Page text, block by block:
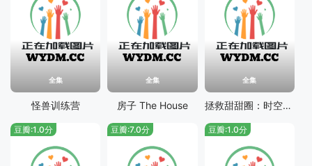
全集
怪兽训练营
全集
房子 The House
全集
拯救甜甜圈：时空大营救
豆瓣:1.0分 豆瓣:7.0分 豆瓣:1.0分